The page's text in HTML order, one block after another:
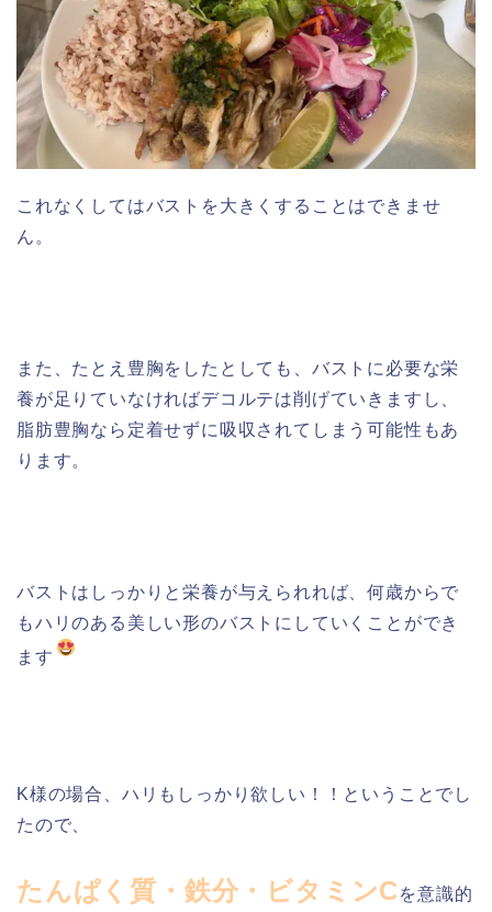
これなくしてはバストを大きくすることはできませ
ん。
また、たとえ豊胸をしたとしても、バストに必要な栄
養が足りていなければデコルテは削げていきますし、
脂肪豊胸なら定着せずに吸収されてしまう可能性もあ
ります。
バストはしっかりと栄養が与えられれば、何歳からで
もハリのある美しい形のバストにしていくことができ
ます
K様の場合、ハリもしっかり欲しい！！ということでし
たので、
たんぱく質・鉄分・ビタミンCを意識的